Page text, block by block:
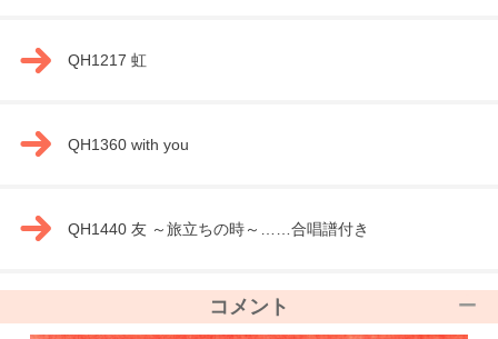
QH1217 虹
QH1360 with you
QH1440 友 ～旅立ちの時～……合唱譜付き
コメント